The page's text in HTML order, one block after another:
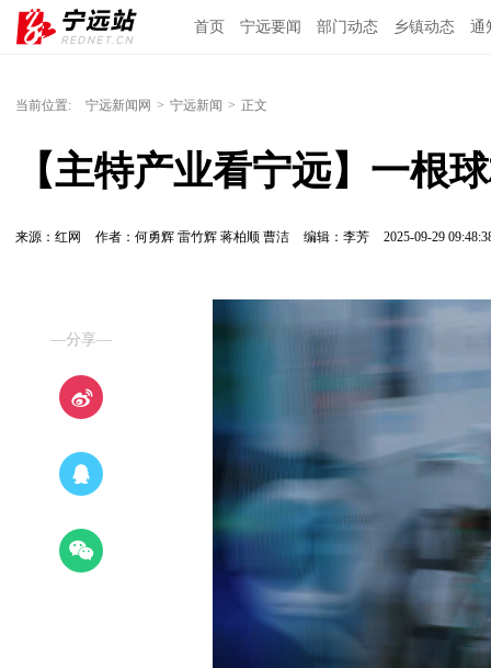
首页 宁远要闻 部门动态 乡镇动态 通
当前位置: 宁远新闻网 > 宁远新闻 > 正文
【主特产业看宁远】一根
来源：红网 作者：何勇辉 雷竹辉 蒋柏顺 曹洁 编辑：李芳 2025-09-29
—分享—